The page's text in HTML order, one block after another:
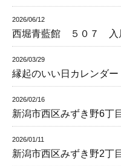
2026/06/12
西堀青藍館 ５０７ 入
2026/03/29
縁起のいい日カレンダ
2026/02/16
新潟市西区みずき野6
2026/01/11
新潟市西区みずき野2